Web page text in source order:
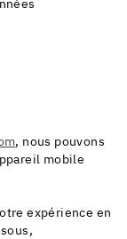
, nous pouvons
mobile
expérience en